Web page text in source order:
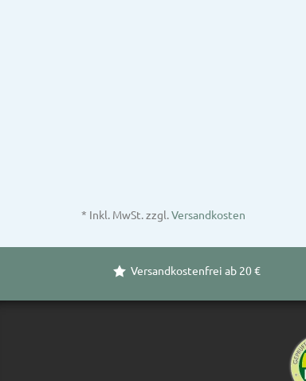
* Inkl. MwSt. zzgl.Versandkosten
Versandkostenfrei ab 20 €